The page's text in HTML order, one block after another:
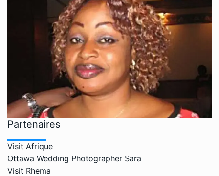
Partenaires
Visit Afrique
Ottawa Wedding Photographer Sara
Visit Rhema